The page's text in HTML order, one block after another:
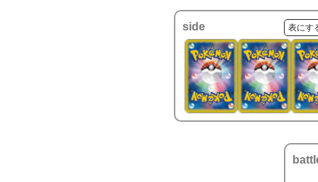
side 表にす